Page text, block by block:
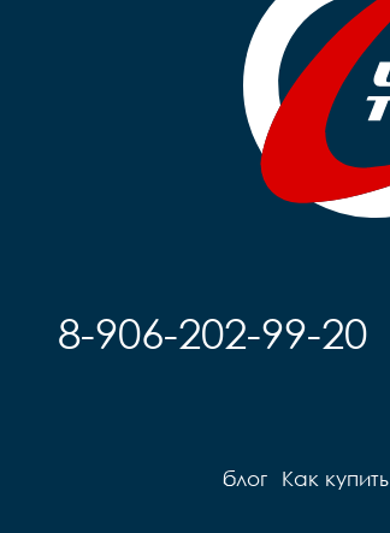
8-906-202-99-20
блог Как купить